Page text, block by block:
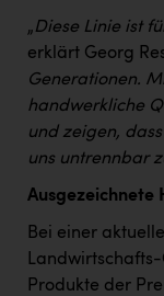
„Diese Linie ist
erklärt Georg
Generationen.
handwerkliche
und zeigen,
uns untrennbar
Ausgezeichnete
Bei einer
Produkte der